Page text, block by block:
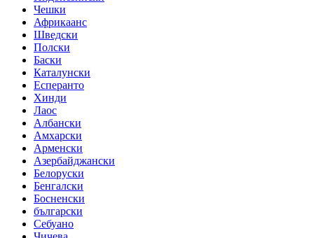
Чешки
Африкаанс
Шведски
Полски
Баски
Каталунски
Есперанто
Хинди
Лаос
Албански
Амхарски
Арменски
Азербайджански
Белоруски
Бенгалски
Босненски
български
Себуано